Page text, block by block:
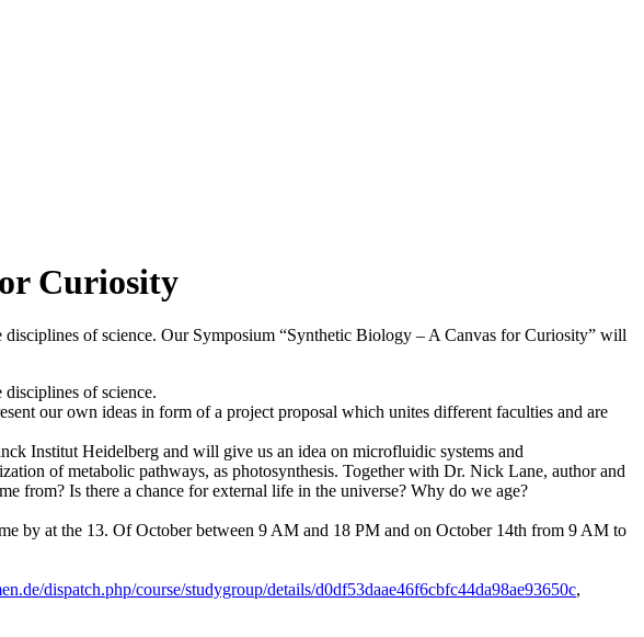
Curiosity
of science. Our Symposium “Synthetic Biology – A Canvas for Curiosity” will
of science.
our own ideas in form of a project proposal which unites different faculties and are
Institut Heidelberg and will give us an idea on microfluidic systems and
of metabolic pathways, as photosynthesis. Together with Dr. Nick Lane, author and
from? Is there a chance for external life in the universe? Why do we age?
by at the 13. Of October between 9 AM and 18 PM and on October 14th from 9 AM to
dispatch.php/course/studygroup/details/d0df53daae46f6cbfc44da98ae93650c,